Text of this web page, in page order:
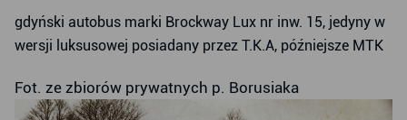
gdyński autobus marki Brockway Lux nr inw. 15, jedyny w
wersji luksusowej posiadany przez T.K.A, późniejsze MTK
Fot. ze zbiorów prywatnych p. Borusiaka